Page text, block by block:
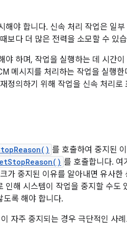
해야 합니다. 신속 처리 작업은 일
보다 더 많은 전력을 소모할 수 있
하며, 작업을 실행하는 데 시간이
메시지를 처리하는 작업을 실행
정의하기 위해 작업을 신속 처리로
를 호출하여 중지된
를 호출합니다. 여
가 중지된 이유를 알아내면 유사한
해 시스템이 작업을 중지할 수도
도록 해야 합니다.
자주 중지되는 경우 극단적인 사